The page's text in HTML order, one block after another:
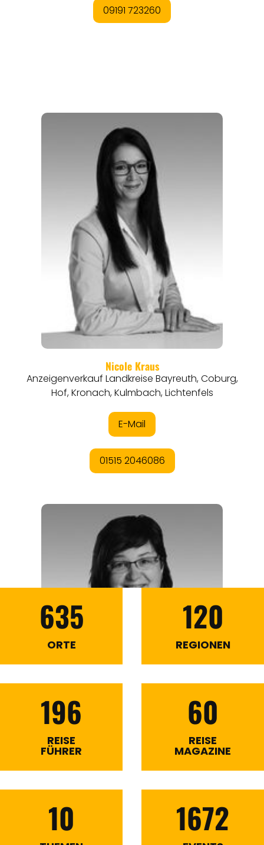
635
ORTE
120
REGIONEN
196
REISE
FÜHRER
60
REISE
MAGAZINE
10 1672